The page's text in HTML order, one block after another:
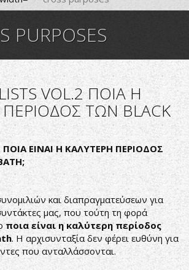
PURPOSES
VOL.2 ΠΟΙΑ Η
ΤΩΝ BLACK
ΕΙΝΑΙ Η ΚΑΛΥΤΕΡΗ ΠΕΡΙΟΔΟΣ
;
και διαπραγματεύσεων για
μας, που τούτη τη φορά
ποια είναι η καλύτερη περίοδος
. Η αρχισυνταξία δεν φέρει ευθύνη για
που ανταλλάσσονται.